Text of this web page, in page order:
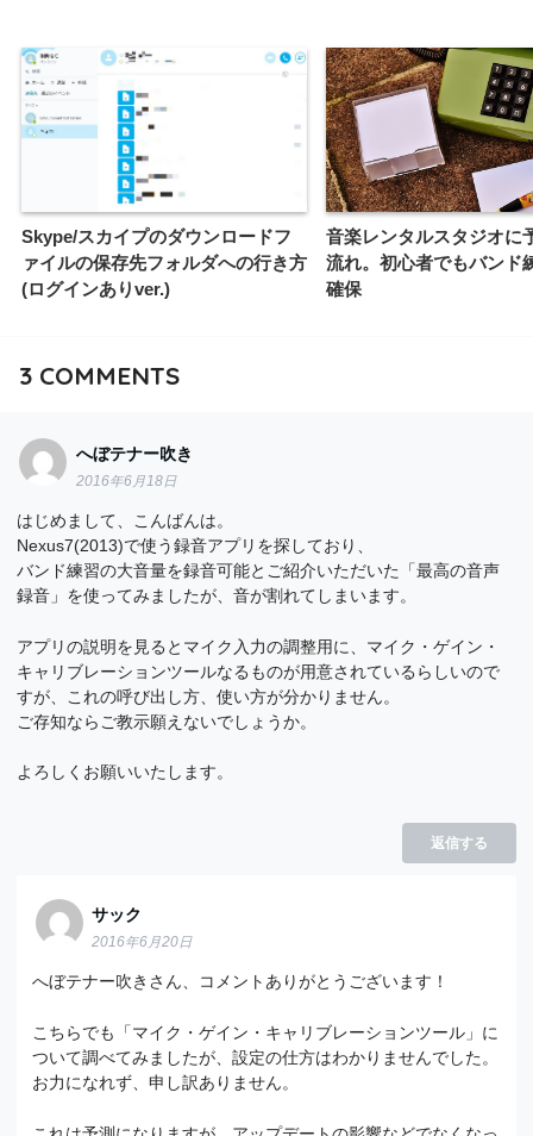
Skype/スカイプのダウンロードフ
ァイルの保存先フォルダへの行き方
(ログインありver.)
音楽レンタルスタジオに
流れ。初心者でもバンド
確保
3COMMENTS
へぼテナー吹き
2016年6月18日
はじめまして、こんばんは。
Nexus7(2013)で使う録音アプリを探しており、
バンド練習の大音量を録音可能とご紹介いただいた「最高の音声
録音」を使ってみましたが、音が割れてしまいます。
アプリの説明を見るとマイク入力の調整用に、マイク・ゲイン・
キャリブレーションツールなるものが用意されているらしいので
すが、これの呼び出し方、使い方が分かりません。
ご存知ならご教示願えないでしょうか。
よろしくお願いいたします。
返信する
サック
2016年6月20日
へぼテナー吹きさん、コメントありがとうございます！
こちらでも「マイク・ゲイン・キャリブレーションツール」に
ついて調べてみましたが、設定の仕方はわかりませんでした。
お力になれず、申し訳ありません。